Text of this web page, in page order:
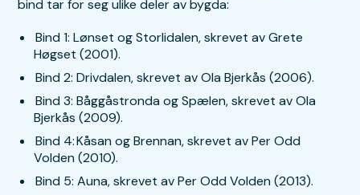
bind tar for seg ulike deler av bygda:
Bind 1: Lønset og Storlidalen, skrevet av Grete
Høgset (2001).
Bind 2: Drivdalen, skrevet av Ola Bjerkås (2006).
Bind 3: Båggåstronda og Spælen, skrevet av Ola
Bjerkås (2009).
Bind 4: Kåsan og Brennan, skrevet av Per Odd
Volden (2010).
Bind 5: Auna, skrevet av Per Odd Volden (2013).